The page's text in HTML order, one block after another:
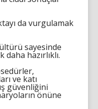
da vurgulamak
sayesinde
hazırlıklı.
ve katı
güvenliğini
önüne